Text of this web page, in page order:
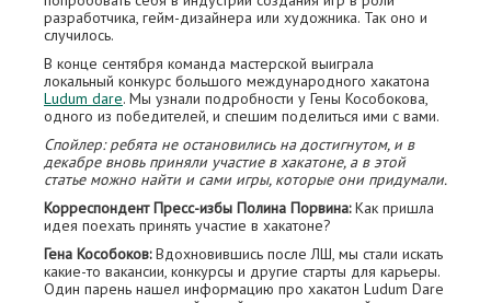
разработчика, гейм-дизайнера или художника. Так оно и
случилось.
В конце сентября команда мастерской выиграла
локальный конкурс большого международного хакатона
Ludum dare. Мы узнали подробности у Гены Кособокова,
одного из победителей, и спешим поделиться ими с вами.
Спойлер: ребята не остановились на достигнутом, и в
декабре вновь приняли участие в хакатоне, а в этой
статье можно найти и сами игры, которые они придумали.
Корреспондент Пресс-избы Полина Порвина:Как пришла
идея поехать принять участие в хакатоне?
Гена Кособоков:Вдохновившись после ЛШ, мы стали искать
какие-то вакансии, конкурсы и другие старты для карьеры.
Один парень нашел информацию про хакатон Ludum Dare